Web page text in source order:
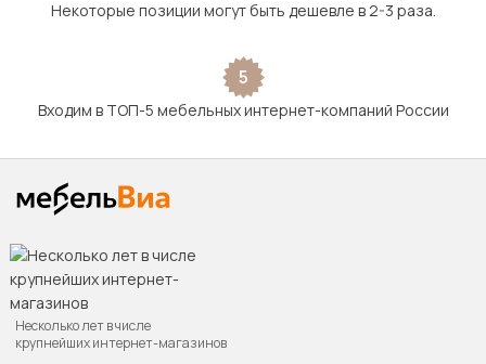
Некоторые позиции могут быть дешевле в 2-3 раза.
5
Входим в ТОП-5 мебельных интернет-компаний России
Несколько лет в числе
крупнейших интернет-магазинов